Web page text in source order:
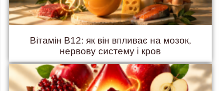
Вітамін B12: як він впливає на мозок,
нервову систему і кров